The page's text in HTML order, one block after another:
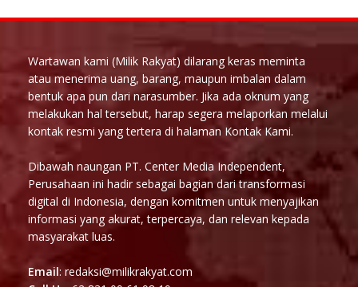
Wartawan kami (Milik Rakyat) dilarang keras meminta
atau menerima uang, barang, maupun imbalan dalam
bentuk apa pun dari narasumber. Jika ada oknum yang
melakukan hal tersebut, harap segera melaporkan melalui
kontak resmi yang tertera di halaman Kontak Kami.
Dibawah naungan PT. Center Media Independent,
Perusahaan ini hadir sebagai bagian dari transformasi
digital di Indonesia, dengan komitmen untuk menyajikan
informasi yang akurat, terpercaya, dan relevan kepada
masyarakat luas.
Email: redaksi@milikrakyat.com